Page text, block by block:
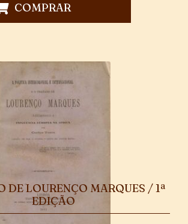
COMPRAR
DE LOURENÇO MARQUES / 1ª
EDIÇÃO